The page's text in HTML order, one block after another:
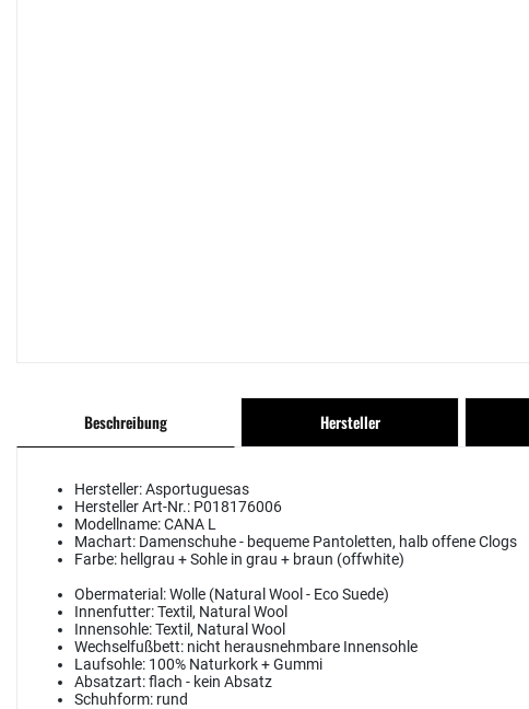
Beschreibung Hersteller
Hersteller:Asportuguesas
Hersteller Art-Nr.: P018176006
Modellname:CANA L
Machart: Damenschuhe - bequeme Pantoletten, halb offene Clogs
Farbe: hellgrau + Sohle in grau + braun (offwhite)
Obermaterial:Wolle (Natural Wool - Eco Suede)
Innenfutter:Textil, Natural Wool
Innensohle:Textil, Natural Wool
Wechselfußbett: nicht herausnehmbare Innensohle
Laufsohle: 100% Naturkork + Gummi
Absatzart:flach - kein Absatz
Schuhform: rund